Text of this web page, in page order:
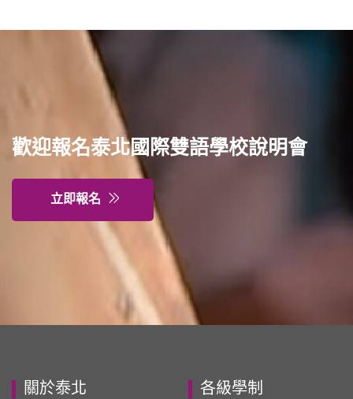
歡迎報名泰北國際雙語學校說明會
立即報名
關於泰北 各級學制